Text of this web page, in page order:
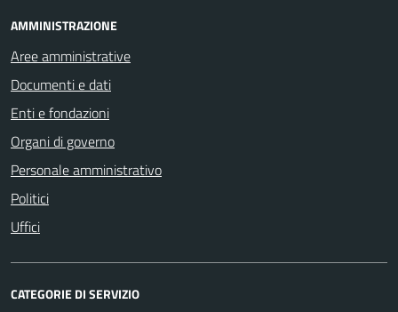
AMMINISTRAZIONE
Aree amministrative
Documenti e dati
Enti e fondazioni
Organi di governo
Personale amministrativo
Politici
Uffici
CATEGORIE DI SERVIZIO